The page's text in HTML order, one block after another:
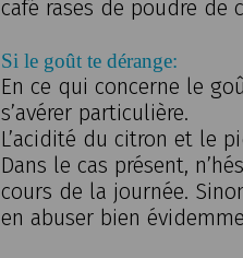
café rases de poudre de
Si le goût te dérange:
En ce qui concerne le
s’avérer particulière.
L’acidité du citron et le
Dans le cas présent,
cours de la journée.
en abuser bien